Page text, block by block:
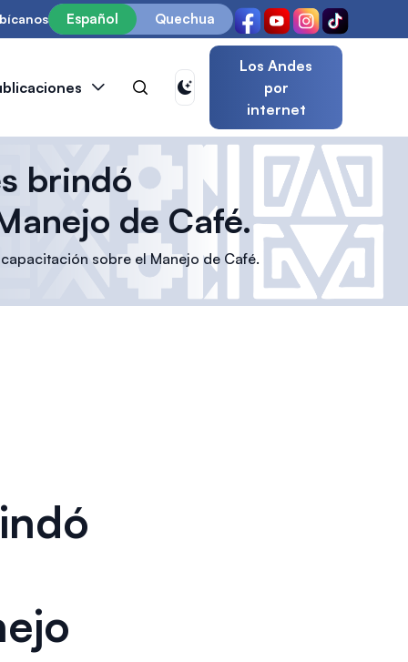
Español Quechua
Los Andes
por
internet
brindó
de Café.
sobre el Manejo de Café.